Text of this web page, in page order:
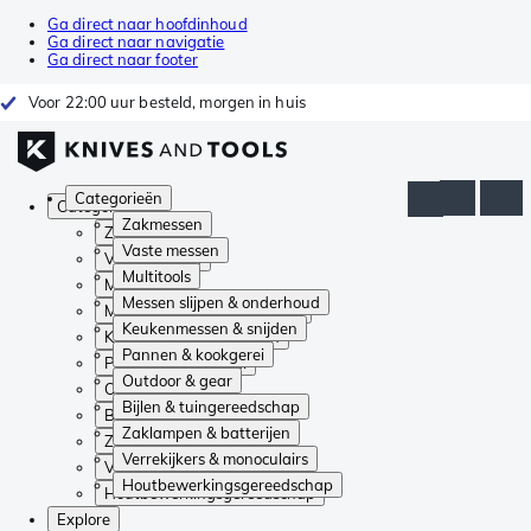
Ga direct naar hoofdinhoud
Ga direct naar navigatie
Ga direct naar footer
Voor 22:00 uur besteld, morgen in huis
Categorieën
Zakmessen
Vaste messen
Multitools
Messen slijpen & onderhoud
Keukenmessen & snijden
Pannen & kookgerei
Outdoor & gear
Bijlen & tuingereedschap
Zaklampen & batterijen
Verrekijkers & monoculairs
Houtbewerkingsgereedschap
Categorieën
Zakmessen
Vaste messen
Multitools
Messen slijpen & onderhoud
Keukenmessen & snijden
Pannen & kookgerei
Outdoor & gear
Bijlen & tuingereedschap
Zaklampen & batterijen
Verrekijkers & monoculairs
Houtbewerkingsgereedschap
Explore